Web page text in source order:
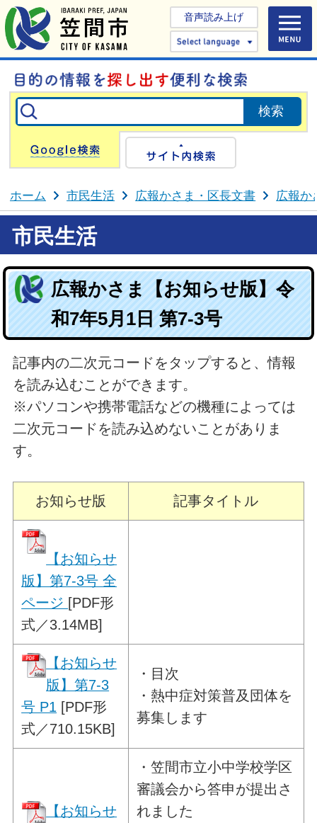
音声読み上げ
Select
Google検索
ホーム 市民生活 広報かさま・区長文書 広報か
市民生活
広報かさま【お知らせ版】令
和7年5月1日 第7-3号
記事内の二次元コードをタップすると、情報
を読み込むことができます。
※パソコンや携帯電話などの機種によっては
二次元コードを読み込めないことがありま
す。
お知らせ版 記事タイトル
【お知らせ
版】第7-3号 全
ページ [PDF形
式／3.14MB]
【お知らせ
版】第7-3
号 P1 [PDF形
式／710.15KB]
・目次
・熱中症対策普及団体を
募集します
【お知らせ
・笠間市立小中学校学区
審議会から答申が提出さ
れました